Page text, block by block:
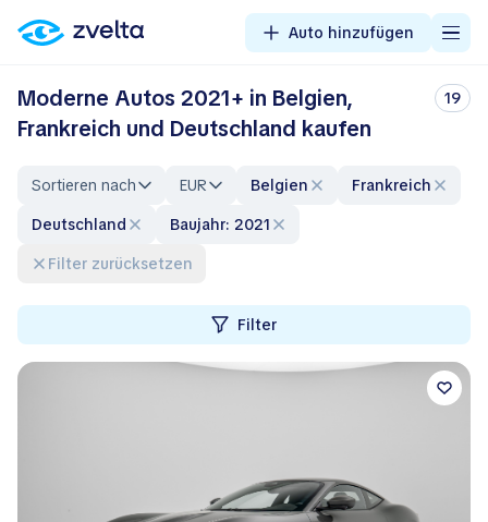
Auto hinzufügen
Moderne Autos 2021+ in Belgien,
Frankreich und Deutschland kaufen
19
Sortieren nach EUR Belgien
Frankreich
Deutschland
Baujahr: 2021
Filter zurücksetzen
Filter